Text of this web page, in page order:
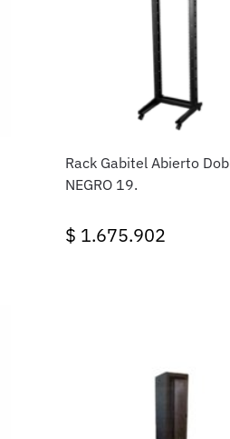
Rack Gabitel Abierto
NEGRO 19.
$ 1.675.902